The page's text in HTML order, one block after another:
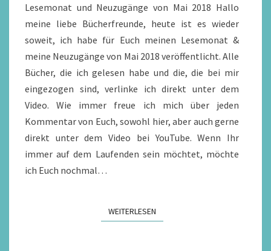
Lesemonat und Neuzugänge von Mai 2018 Hallo
meine liebe Bücherfreunde, heute ist es wieder
soweit, ich habe für Euch meinen Lesemonat &
meine Neuzugänge von Mai 2018 veröffentlicht. Alle
Bücher, die ich gelesen habe und die, die bei mir
eingezogen sind, verlinke ich direkt unter dem
Video. Wie immer freue ich mich über jeden
Kommentar von Euch, sowohl hier, aber auch gerne
direkt unter dem Video bei YouTube. Wenn Ihr
immer auf dem Laufenden sein möchtet, möchte
ich Euch nochmal…
WEITERLESENWEITERLESEN